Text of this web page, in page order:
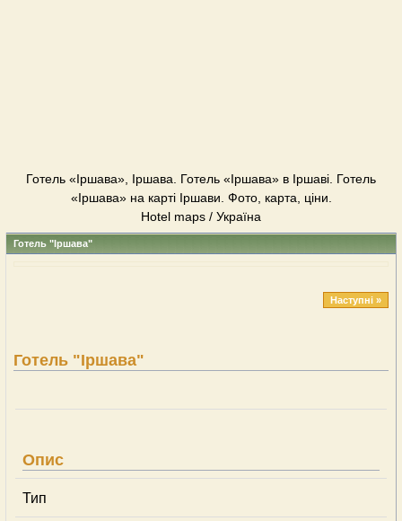
Готель «Іршава», Іршава. Готель «Іршава» в Іршаві. Готель
«Іршава» на карті Іршави. Фото, карта, ціни.
Hotel maps / Україна
Готель "Іршава"
Наступні »
Готель "Іршава"
Опис
Тип